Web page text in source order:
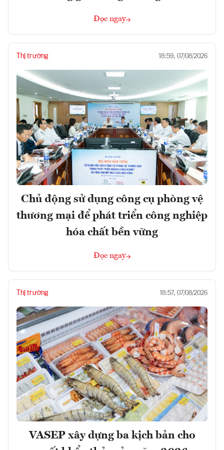
Đọc ngay
Thị trường 18:59, 07/08/2026
Chủ động sử dụng công cụ phòng vệ
thương mại để phát triển công nghiệp
hóa chất bền vững
Đọc ngay
Thị trường 18:57, 07/08/2026
VASEP xây dựng ba kịch bản cho